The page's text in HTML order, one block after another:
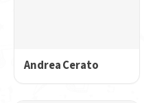
Andrea Cerato